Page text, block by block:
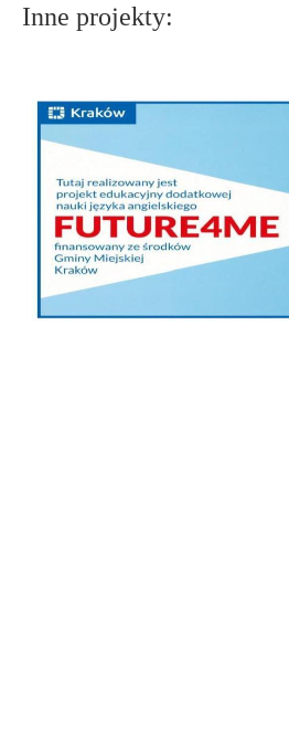
Inne projekty: